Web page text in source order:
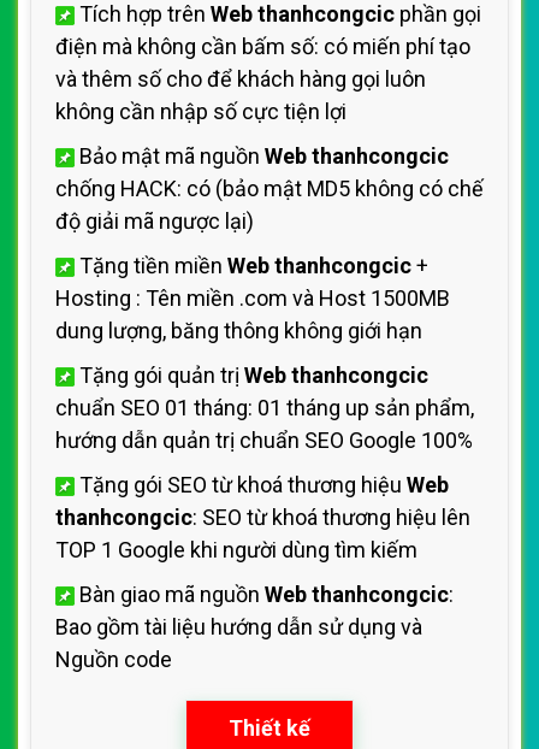
Tích hợp trên Web thanhcongcic phần gọi
điện mà không cần bấm số: có miến phí tạo
và thêm số chođể khách hàng gọi luôn
không cần nhập số cực tiện lợi
Bảo mật mã nguồn Web thanhcongcic
chống HACK: có (bảo mật MD5 không có chế
độ giải mã ngược lại)
Tặng tiền miền Web thanhcongcic+
Hosting : Tên miền .com và Host 1500MB
dung lượng, băng thông không giới hạn
Tặng gói quản trị Web thanhcongcic
chuẩn SEO 01 tháng: 01 tháng up sản phẩm,
hướng dẫn quản trị chuẩn SEO Google 100%
Tặng gói SEO từ khoá thương hiệu Web
thanhcongcic: SEO từ khoá thương hiệu lên
TOP 1 Google khi người dùng tìm kiếm
Bàn giao mã nguồn Web thanhcongcic:
Bao gồm tài liệu hướng dẫn sử dụng và
Nguồn code
Thiết kế